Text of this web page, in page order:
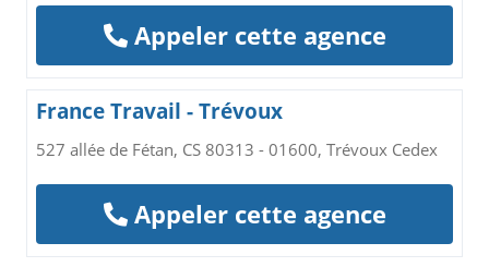
Appeler cette agence
France Travail - Trévoux
527 allée de Fétan, CS 80313 - 01600, Trévoux Cedex
Appeler cette agence